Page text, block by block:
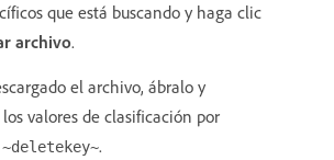
que está buscando y haga clic
archivo.
el archivo, ábralo y
valores de clasificación por
~deletekey~.